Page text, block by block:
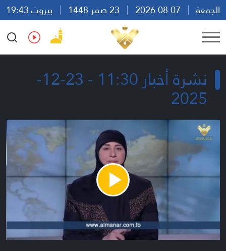
الجمعة
بيروت 19:43
Ar
En Fr Es
نشرة أخبار 11:30 - 23-12-
2025
Play
Video